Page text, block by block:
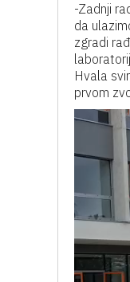
-Zadnji
da
zgradi
Hvala
prvom